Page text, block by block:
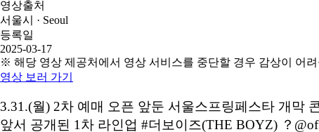
영상출처
서울시 · Seoul
등록일
2025-03-17
※ 해당 영상 제공처에서 영상 서비스를 중단할 경우 감상이 어
영상 보러 가기
3.31.(월) 2차 예매 오픈 앞둔 서울스프링페스타 개막
앞서 공개된 1차 라인업 #더보이즈(THE BOYZ) ？